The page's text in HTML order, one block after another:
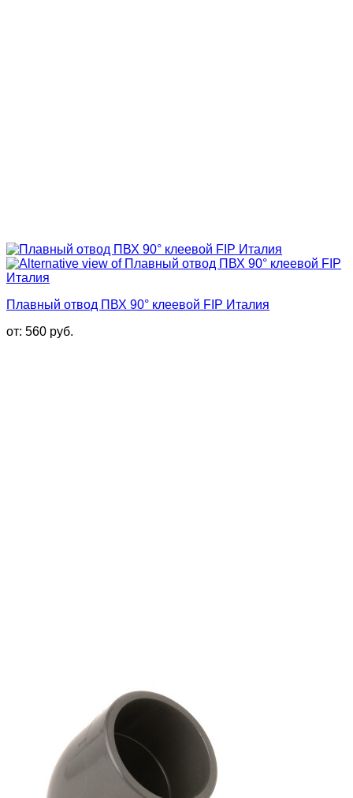
Плавный отвод ПВХ 90° клеевой FIP Италия
от: 560 руб.